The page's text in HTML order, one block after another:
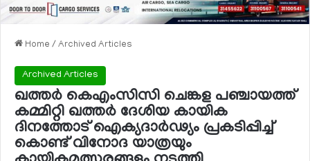
Home / Archived Articles
Archived Articles
ഖത്തര്‍ കെഎംസിസി ചെങ്കള പഞ്ചായത്ത്
കമ്മിറ്റി ഖത്തര്‍ ദേശിയ കായിക
ദിനത്തോട് ഐക്യദാര്‍ഢ്യം പ്രകടിപ്പിച്ച്
കൊണ്ട് വിനോദ യാത്രയും